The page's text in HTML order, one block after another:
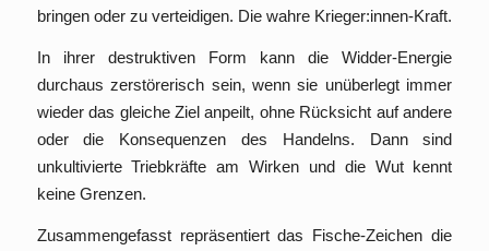
bringen oder zu verteidigen. Die wahre Krieger:innen-Kraft.
In ihrer destruktiven Form kann die Widder-Energie
durchaus zerstörerisch sein, wenn sie unüberlegt immer
wieder das gleiche Ziel anpeilt, ohne Rücksicht auf andere
oder die Konsequenzen des Handelns. Dann sind
unkultivierte Triebkräfte am Wirken und die Wut kennt
keine Grenzen.
Zusammengefasst repräsentiert das Fische-Zeichen die